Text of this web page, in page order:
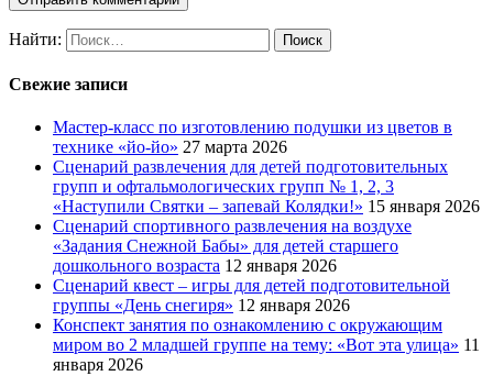
Найти:
Свежие записи
Мастер-класс по изготовлению подушки из цветов в
технике «йо-йо» 27 марта 2026
Сценарий развлечения для детей подготовительных
групп и офтальмологических групп № 1, 2, 3
«Наступили Святки – запевай Колядки!» 15 января 2026
Сценарий спортивного развлечения на воздухе
«Задания Снежной Бабы» для детей старшего
дошкольного возраста 12 января 2026
Сценарий квест – игры для детей подготовительной
группы «День снегиря» 12 января 2026
Конспект занятия по ознакомлению с окружающим
миром во 2 младшей группе на тему: «Вот эта улица» 11
января 2026